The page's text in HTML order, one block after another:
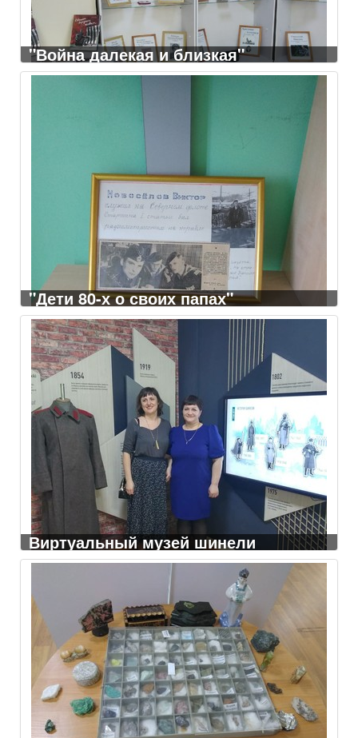
"Война далекая и близкая"
"Дети 80-х о своих папах"
Виртуальный музей шинели